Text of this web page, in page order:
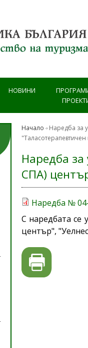
НОВИНИ
Начало
Наредба за
"Таласотерапевтичен
Наредба
СПА)
Наредба №
С наредбата се
център",